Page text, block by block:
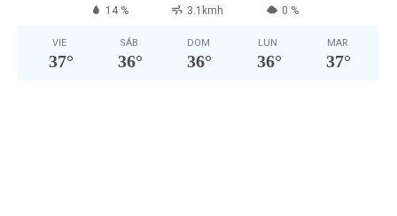
14 % 3.1kmh 0 %
VIE
37°
SÁB
36°
DOM
36°
LUN
36°
MAR
37°